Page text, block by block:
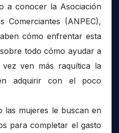
a conocer la Asociación
Comerciantes (ANPEC),
cómo enfrentar esta
todo cómo ayudar a
ven más raquítica la
adquirir con el poco
las mujeres le buscan en
para completar el gasto